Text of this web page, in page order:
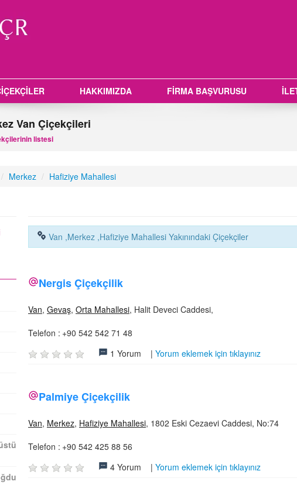
HAKKIMIZDA FİRMA BAŞVURUSU
Van Çiçekçileri
listesi
/ Merkez / Hafiziye Mahallesi
Van ,Merkez ,Hafiziye Mahallesi Yakınındaki Çiçekçiler
Nergis Çiçekçilik
Van, Gevaş, Orta Mahallesi, Halit Deveci Caddesi,
Telefon : +90 542 542 71 48
1 Yorum | Yorum eklemek için tıklayınız
Palmiye Çiçekçilik
Van, Merkez, Hafiziye Mahallesi, 1802 Eski Cezaevi Caddesi, No:74
Telefon : +90 542 425 88 56
4 Yorum | Yorum eklemek için tıklayınız